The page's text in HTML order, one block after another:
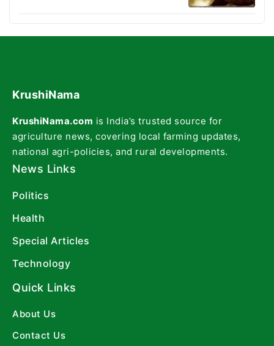
KrushiNama
KrushiNama.com is India’s trusted source for
agriculture news, covering local farming updates,
national agri-policies, and rural developments.
News Links
Politics
Health
Special Articles
Technology
Quick Links
About Us
Contact Us